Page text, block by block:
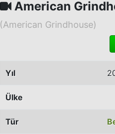
American
(American Grindhouse)
Yıl
Ülke
Tür